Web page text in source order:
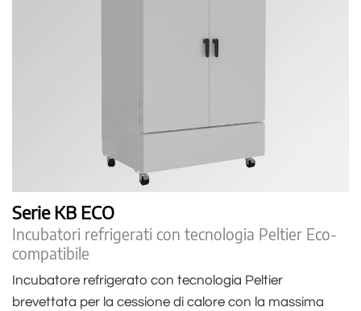
Serie KB ECO
Incubatori refrigerati con tecnologia Peltier Eco-
compatibile
Incubatore refrigerato con tecnologia Peltier
brevettata per la cessione di calore con la massima